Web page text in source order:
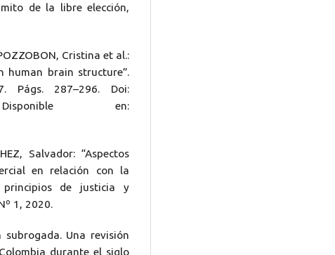
mito de la libre elección,
Cristina et al.:
human brain structure”.
Págs. 287–296. Doi:
en:
Salvador: “Aspectos
en relación con la
de justicia y
1, 2020.
subrogada. Una revisión
durante el siglo